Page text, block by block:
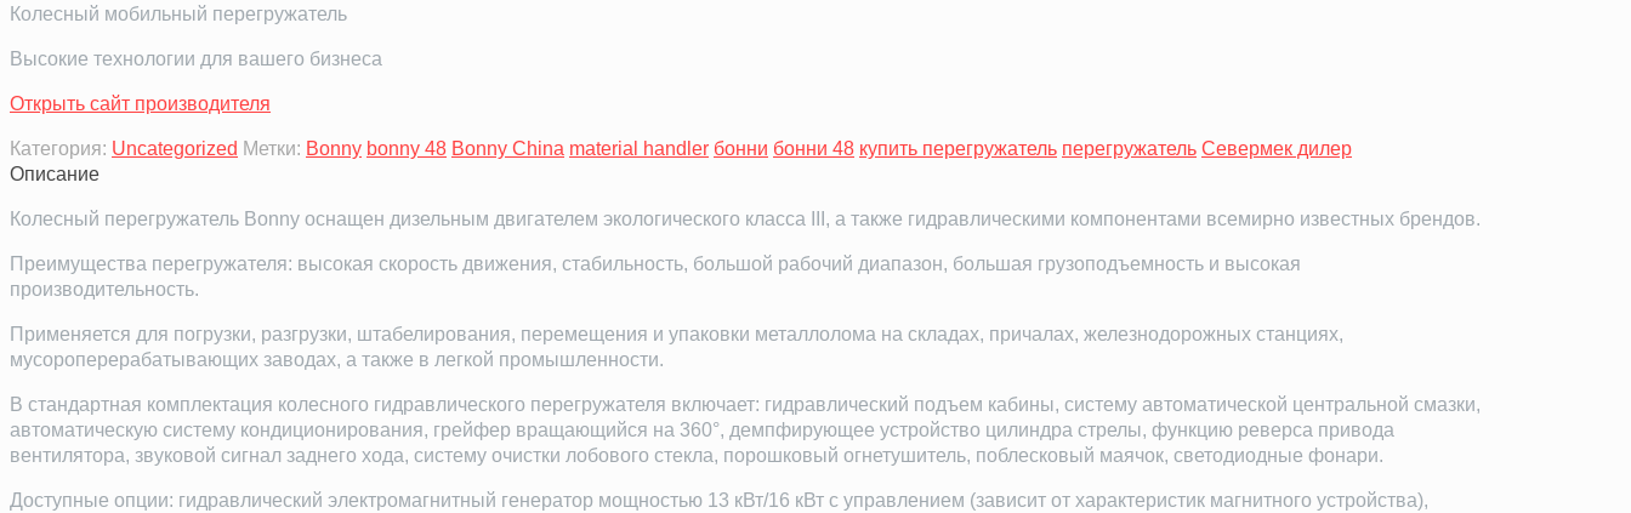
Колесный мобильный перегружатель
Высокие технологии для вашего бизнеса
Открыть сайт производителя
Категория: Uncategorized Метки: Bonny bonny 48 Bonny China material handler бонни бонни 48 купить перегружатель перегружатель Севермек дилер
Описание
Колесный перегружатель Bonny оснащен дизельным двигателем экологического класса III, а также гидравлическими компонентами всемирно известных брендов.
Преимущества перегружателя: высокая скорость движения, стабильность, большой рабочий диапазон, большая грузоподъемность и высокая
производительность.
Применяется для погрузки, разгрузки, штабелирования, перемещения и упаковки металлолома на складах, причалах, железнодорожных станциях,
мусороперерабатывающих заводах, а также в легкой промышленности.
В стандартная комплектация колесного гидравлического перегружателя включает: гидравлический подъем кабины, систему автоматической центральной смазки,
автоматическую систему кондиционирования, грейфер вращающийся на 360°, демпфирующее устройство цилиндра стрелы, функцию реверса привода
вентилятора, звуковой сигнал заднего хода, систему очистки лобового стекла, порошковый огнетушитель, поблесковый маячок, светодиодные фонари.
Доступные опции: гидравлический электромагнитный генератор мощностью 13 кВт/16 кВт с управлением (зависит от характеристик магнитного устройства),